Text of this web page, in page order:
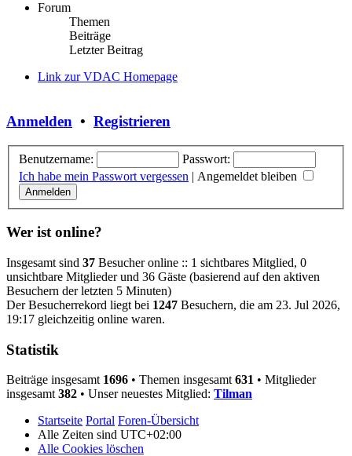
Forum
Themen
Beiträge
Letzter Beitrag
Link zur VDAC Homepage
Anmelden • Registrieren
Benutzername:
Passwort:
Ich habe mein Passwort vergessen | Angemeldet bleiben
Wer ist online?
Insgesamt sind 37 Besucher online :: 1 sichtbares Mitglied, 0
unsichtbare Mitglieder und 36 Gäste (basierend auf den aktiven
Besuchern der letzten 5 Minuten)
Der Besucherrekord liegt bei 1247 Besuchern, die am 23. Jul 2026,
19:17 gleichzeitig online waren.
Statistik
Beiträge insgesamt 1696 • Themen insgesamt 631 • Mitglieder
insgesamt 382 • Unser neuestes Mitglied: Tilman
Startseite Portal Foren-Übersicht
Alle Zeiten sind UTC+02:00
Alle Cookies löschen